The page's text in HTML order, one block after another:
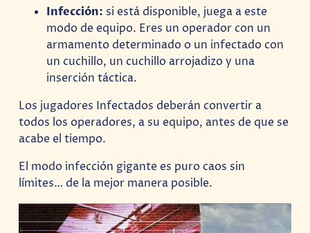
Infección: si está disponible, juega a este
modo de equipo. Eres un operador con un
armamento determinado o un infectado con
un cuchillo, un cuchillo arrojadizo y una
inserción táctica.
Los jugadores Infectados deberán convertir a
todos los operadores, a su equipo, antes de que se
acabe el tiempo.
El modo infección gigante es puro caos sin
límites… de la mejor manera posible.